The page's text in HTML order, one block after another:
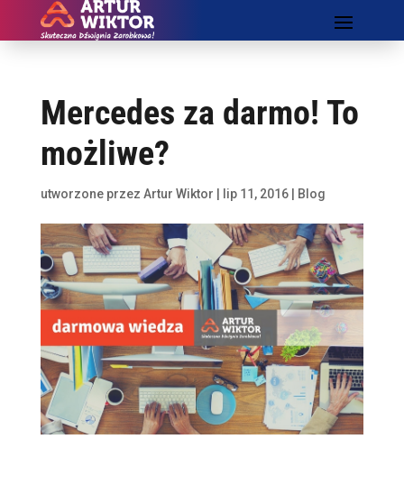
Mercedes za darmo! To
możliwe?
utworzone przez Artur Wiktor lip 11, 2016| Blog